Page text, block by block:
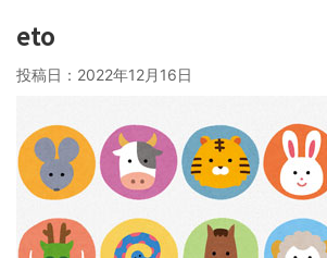
eto
投稿日： 2022年12月16日